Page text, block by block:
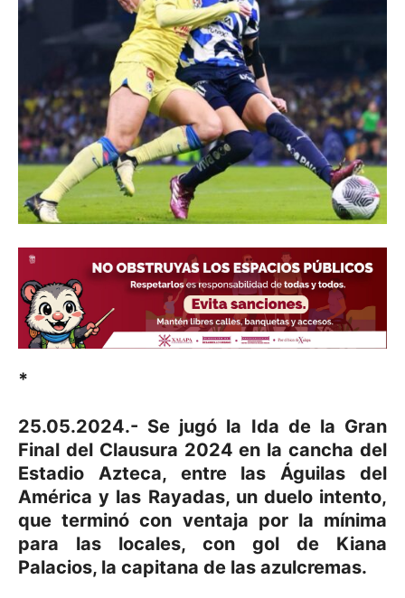
*
25.05.2024.- Se jugó la Ida de la Gran
Final del Clausura 2024 en la cancha del
Estadio Azteca, entre las Águilas del
América y las Rayadas, un duelo intento,
que terminó con ventaja por la mínima
para las locales, con gol de Kiana
Palacios, la capitana de las azulcremas.